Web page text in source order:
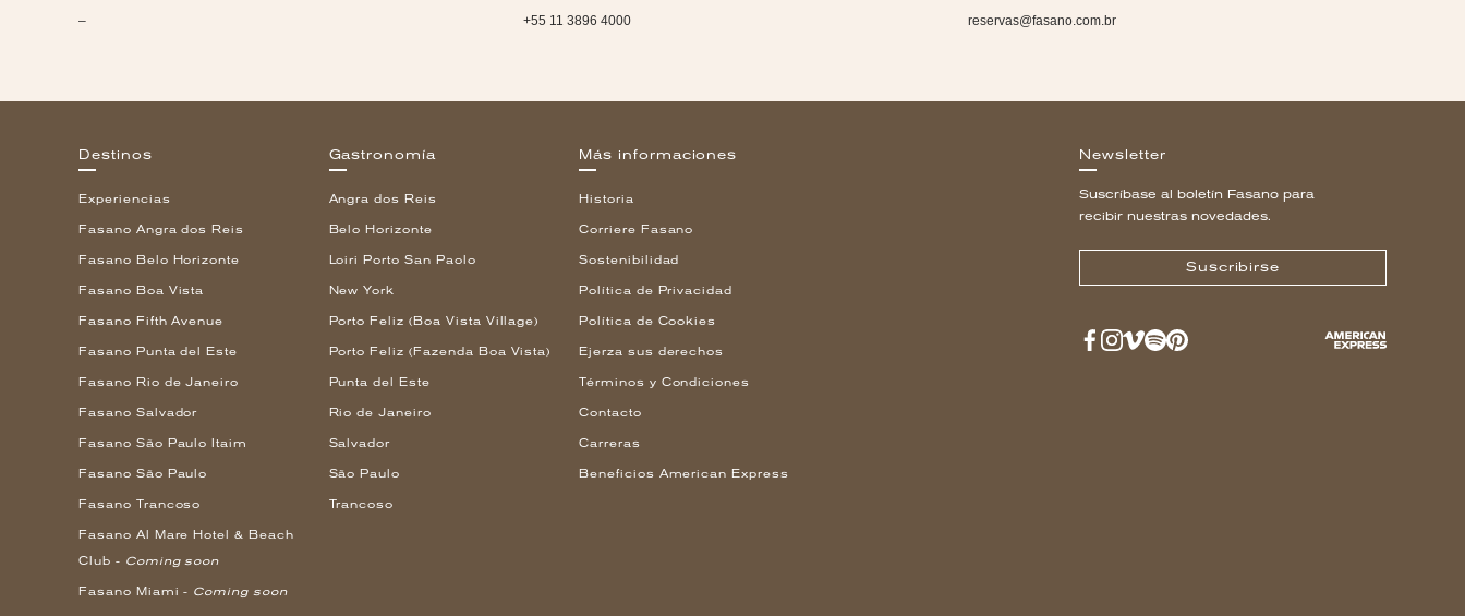
– +55 11 3896 4000 reservas@fasano.com.br
Destinos
Experiencias
Fasano Angra dos Reis
Fasano Belo Horizonte
Fasano Boa Vista
Fasano Fifth Avenue
Fasano Punta del Este
Fasano Rio de Janeiro
Fasano Salvador
Fasano São Paulo Itaim
Fasano São Paulo
Fasano Trancoso
Fasano Al Mare Hotel & Beach
Club - Coming soon
Fasano Miami - Coming soon
Gastronomía
Angra dos Reis
Belo Horizonte
Loiri Porto San Paolo
New York
Porto Feliz (Boa Vista Village)
Porto Feliz (Fazenda Boa Vista)
Punta del Este
Rio de Janeiro
Salvador
São Paulo
Trancoso
Más informaciones
Historia
Corriere Fasano
Sostenibilidad
Política de Privacidad
Política de Cookies
Ejerza sus derechos
Términos y Condiciones
Contacto
Carreras
Beneficios American Express
Newsletter
Suscríbase al boletín Fasano para
recibir nuestras novedades.
Suscribirse